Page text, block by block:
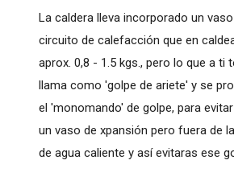
La caldera lleva incorporado un
circuito de calefacción que en
aprox. 0,8 - 1.5 kgs., pero lo que a ti
llama como 'golpe de ariete' y se
el 'monomando' de golpe, para
un vaso de xpansión pero fuera de
de agua caliente y así evitaras ese